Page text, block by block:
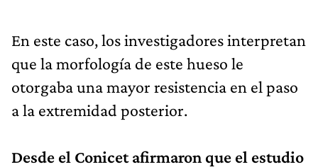
En este caso, los investigadores interpretan
que la morfología de este hueso le
otorgaba una mayor resistencia en el paso
a la extremidad posterior.
Desde el Conicet afirmaron que el estudio